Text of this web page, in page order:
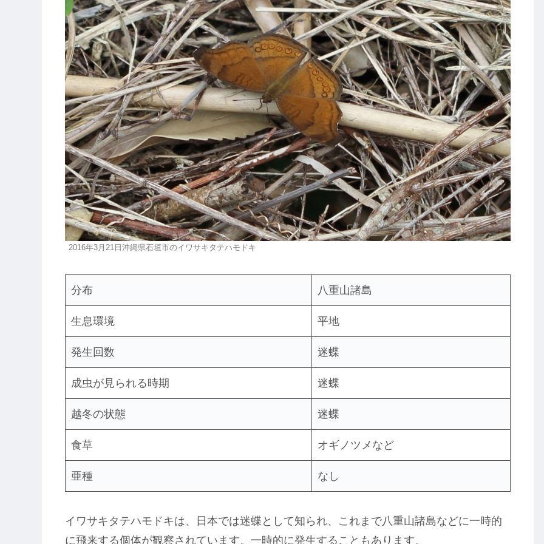
2016年3月21日沖縄県石垣市のイワサキタテハモドキ
分布 八重山諸島
生息環境 平地
発生回数 迷蝶
成虫が見られる時期 迷蝶
越冬の状態 迷蝶
食草 オギノツメなど
亜種 なし
イワサキタテハモドキは、日本では迷蝶として知られ、これまで八重山諸島などに一時的
に飛来する個体が観察されています。一時的に発生することもあります。